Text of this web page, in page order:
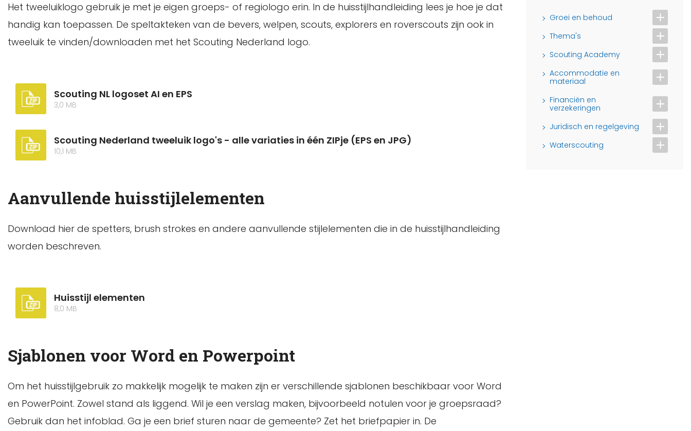
Het tweeluiklogo gebruik je met je eigen groeps- of regiologo erin. In de huisstijlhandleiding lees je hoe je dat
handig kan toepassen. De speltakteken van de bevers, welpen, scouts, explorers en roverscouts zijn ook in
tweeluik te vinden/downloaden met het Scouting Nederland logo.
Scouting NL logoset AI en EPS
3,0 MB
Scouting Nederland tweeluik logo's - alle variaties in één ZIPje (EPS en JPG)
10,1 MB
Aanvullende huisstijlelementen
Download hier de spetters, brush strokes en andere aanvullende stijlelementen die in de huisstijlhandleiding
worden beschreven.
Huisstijl elementen
8,0 MB
Sjablonen voor Word en Powerpoint
Om het huisstijlgebruik zo makkelijk mogelijk te maken zijn er verschillende sjablonen beschikbaar voor Word
en PowerPoint. Zowel stand als liggend. Wil je een verslag maken, bijvoorbeeld notulen voor je groepsraad?
Gebruik dan het infoblad. Ga je een brief sturen naar de gemeente? Zet het briefpapier in. De
Groei en behoud
Thema's
Scouting Academy
Accommodatie en
materiaal
Financiën en
verzekeringen
Juridisch en regelgeving
Waterscouting